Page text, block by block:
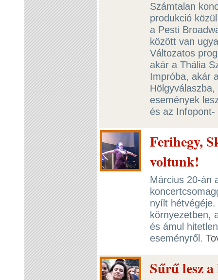
Számtalan
produkció
a Pesti
között van
Változatos
akár a Thália
Impróba, akár
események
és az
Ferihegy,
voltunk!
Március 20-án
nyílt
környezetben,
és ámul
eseményről.
Sűrű lesz